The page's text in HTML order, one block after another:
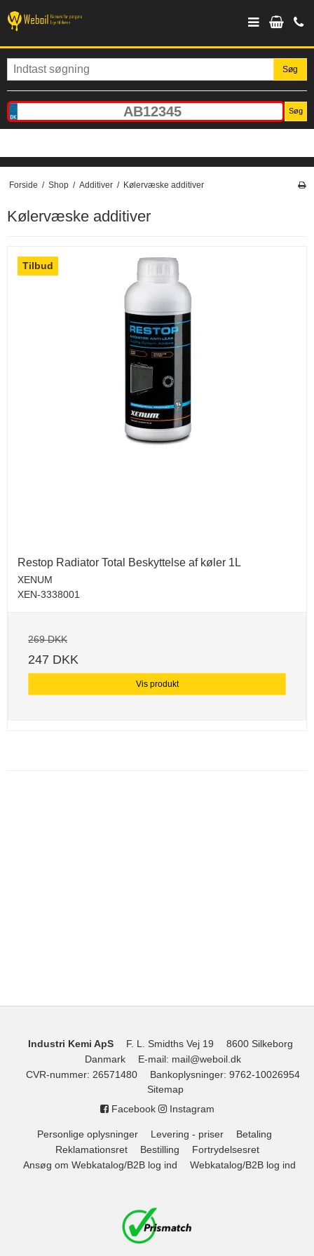
Søg
Søg
Forside / Shop / Additiver / Kølervæske additiver
Kølervæske additiver
Tilbud
Restop Radiator Total Beskyttelse af køler 1L
XENUM
XEN-3338001
269 DKK
247 DKK
Vis produkt
Industri Kemi ApS F. L. Smidths Vej 19
8600 Silkeborg
Danmark
E-mail: mail@weboil.dk
CVR-nummer: 26571480 Bankoplysninger: 9762-10026954
Sitemap
Facebook
Instagram
Personlige oplysninger Levering - priser
Betaling
Reklamationsret
Bestilling
Fortrydelsesret
Ansøg om Webkatalog/B2B log ind
Webkatalog/B2B log ind